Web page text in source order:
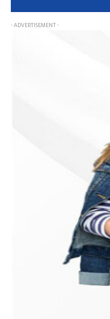
- ADVERTISEMENT -